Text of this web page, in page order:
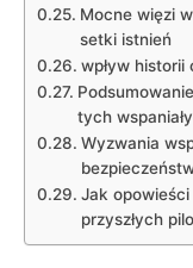
Mocne więzi
setki istnień
wpływ
tych
Wyzwania
Jak
przyszłych